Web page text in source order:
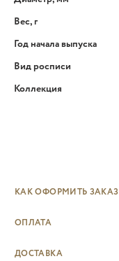
Вес, г
Год начала выпуска
Вид росписи
Коллекция
КАК ОФОРМИТЬ ЗАКАЗ
ОПЛАТА
ДОСТАВКА